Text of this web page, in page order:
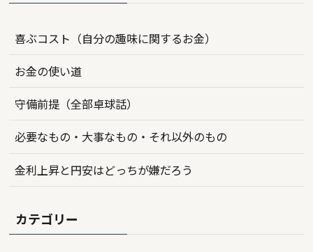
喜ぶコスト（自分の趣味に関するお金）
お金の使い道
守備前提（全部卓球話）
必要なもの・大事なもの・それ以外のもの
金利上昇と円安はどっちが嫌だろう
カテゴリー